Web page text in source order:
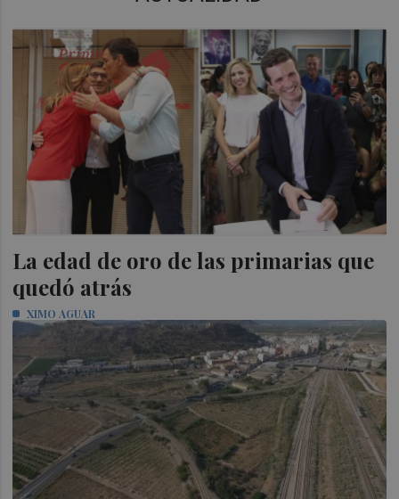
La edad de oro de las primarias que
quedó atrás
XIMO AGUAR